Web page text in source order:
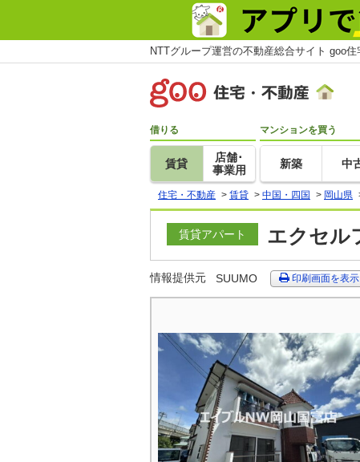
NTTグループ運営の不動産総合サイト goo住
借りる
賃貸
店舗･
事業用
マンションを買う
新築 中
住宅・不動産 > 賃貸 > 中国・四国 > 岡山県
賃貸アパート エクセル
情報提供元 SUUMO 印刷画面を表示